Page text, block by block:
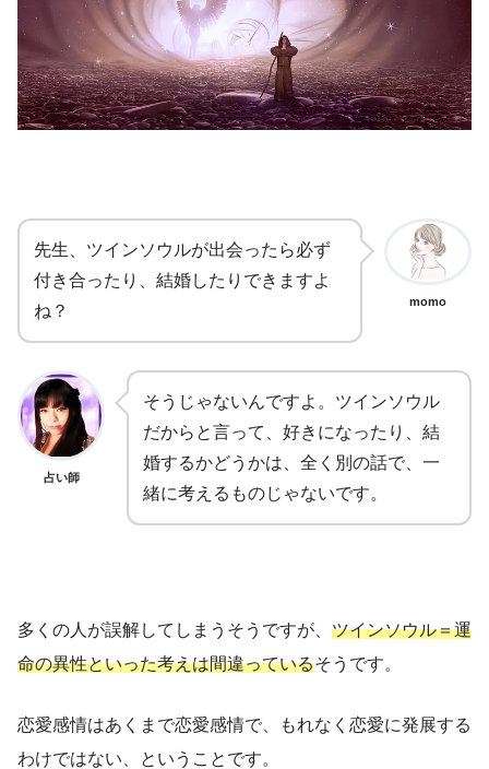
先生、ツインソウルが出会ったら必ず
付き合ったり、結婚したりできますよ
ね？
momo
占い師
そうじゃないんですよ。ツインソウル
だからと言って、好きになったり、結
婚するかどうかは、全く別の話で、一
緒に考えるものじゃないです。
多くの人が誤解してしまうそうですが、 ツインソウル＝運
命の異性といった考えは間違っているそうです。
恋愛感情はあくまで恋愛感情で、もれなく恋愛に発展する
わけではない、ということです。